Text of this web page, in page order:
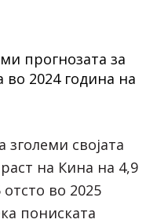
зголеми својата
на Кина на 4,9
во 2025
пониската